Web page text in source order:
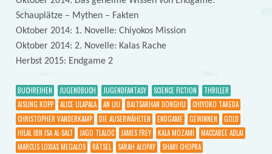
Schauplätze – Mythen – Fakten
Oktober 2014: 1. Novelle: Chiyokos Mission
Oktober 2014: 2. Novelle: Kalas Rache
Herbst 2015: Endgame 2
BUCHREIHEN JUGENDBUCH JUGENDFANTASY SCIENCE FICTION
THRILLER
AISLING KOPP
ALICE ULAPALA AN LIU BAITSAKHAN DONGHU
CHIYOKO TAKEDA
CHRISTOPHER VANDERKAMP
DIE AUSERWÄHLTEN ENDGAME GEWINNEN
GOLD
HILAL IBN ISA AL-SALT
JAGO TLALOC JAMES FREY KALA MOZAMI
MACCABEE ADLAI
MARCUS LOXIAS MEGALOS
RÄTSEL SARAH ALOPAY
SHARI CHOPRA